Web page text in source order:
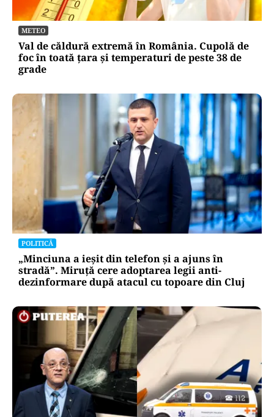
METEO
Val de căldură extremă în România. Cupolă de
foc în toată țara și temperaturi de peste 38 de
grade
POLITICĂ
„Minciuna a ieșit din telefon și a ajuns în
stradă”. Miruță cere adoptarea legii anti-
dezinformare după atacul cu topoare din Cluj